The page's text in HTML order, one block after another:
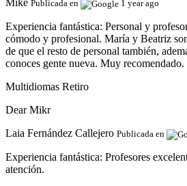
Mike Publicada en 1 year ago
Experiencia fantástica: Personal y
cómodo y profesional. María y Beatriz
de que el resto de personal también,
conoces gente nueva. Muy recomendado.
Multidiomas Retiro
Dear Mikr
Laia Fernández Callejero Publicada en
Experiencia fantástica: Profesores
atención.